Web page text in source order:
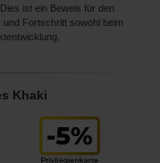
ist ein Beweis für den
Fortschritt sowohl beim
Khaki